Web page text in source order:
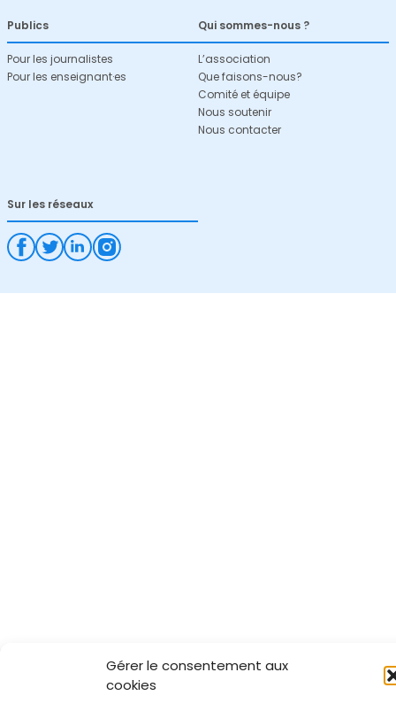
Gérer le consentement aux
cookies
Publics
Pour les journalistes
Pour les enseignant·es
Qui sommes-nous ?
L’association
Que faisons-nous?
Comité et équipe
Nous soutenir
Nous contacter
Sur les réseaux